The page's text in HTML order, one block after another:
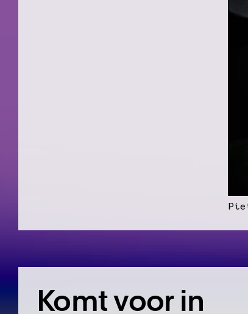
Komt voor in